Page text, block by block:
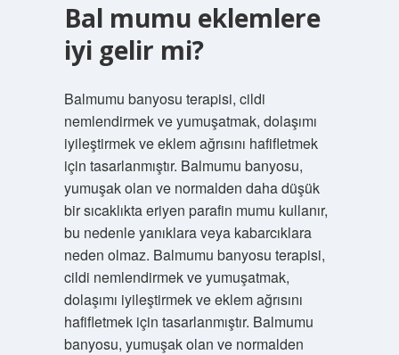
Bal mumu eklemlere
iyi gelir mi?
Balmumu banyosu terapisi, cildi
nemlendirmek ve yumuşatmak, dolaşımı
iyileştirmek ve eklem ağrısını hafifletmek
için tasarlanmıştır. Balmumu banyosu,
yumuşak olan ve normalden daha düşük
bir sıcaklıkta eriyen parafin mumu kullanır,
bu nedenle yanıklara veya kabarcıklara
neden olmaz. Balmumu banyosu terapisi,
cildi nemlendirmek ve yumuşatmak,
dolaşımı iyileştirmek ve eklem ağrısını
hafifletmek için tasarlanmıştır. Balmumu
banyosu, yumuşak olan ve normalden